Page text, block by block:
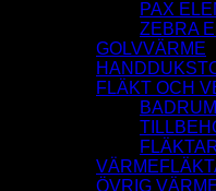
PAX
ZEBRA
GOLVVÄRME
FLÄKT OCH
ÖVRIG